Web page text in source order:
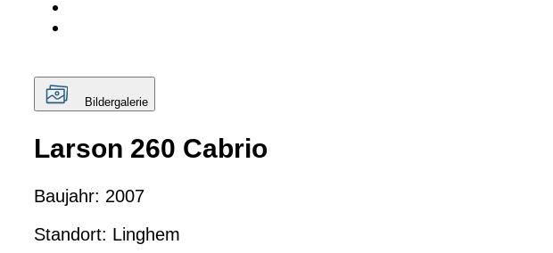
Bildergalerie
Larson 260 Cabrio
Baujahr: 2007
Standort: Linghem